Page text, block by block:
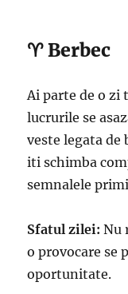
♈ Berbec
Ai parte de o zi
lucrurile se
veste legata de
iti schimba
semnalele
Sfatul zilei: Nu
o provocare se
oportunitate.